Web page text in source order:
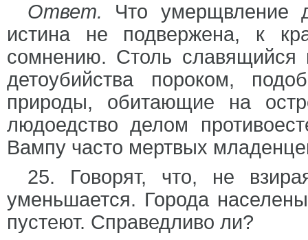
Ответ. Что умерщвление
истина не подвержена, к
сомнению. Столь славящийся
детоубийства пороком,
природы, обитающие на
людоедство делом
Вампу часто мертвых
25. Говорят, что, не
уменьшается. Города
пустеют. Справедливо ли?